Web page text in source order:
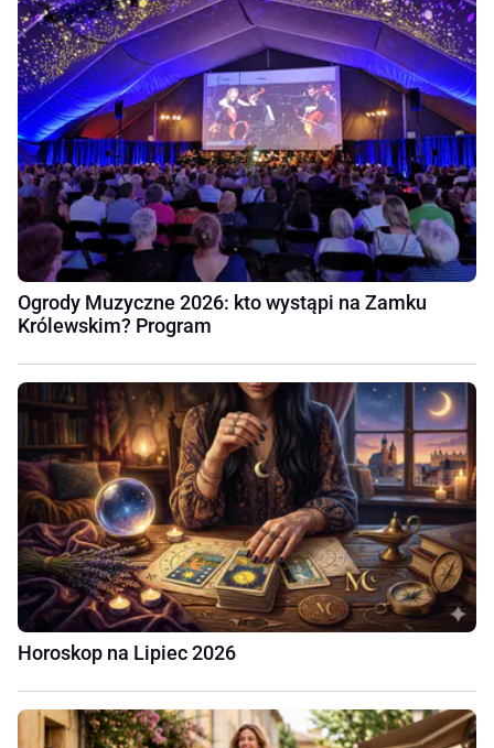
Ogrody Muzyczne 2026: kto wystąpi na Zamku
Królewskim? Program
Horoskop na Lipiec 2026